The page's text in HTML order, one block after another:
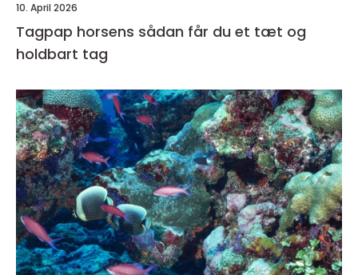
10. April 2026
Tagpap horsens sådan får du et tæt og
holdbart tag